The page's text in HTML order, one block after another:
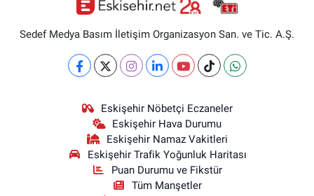
Sedef Medya Basım İletişim Organizasyon San. ve Tic. A.Ş.
Eskişehir Nöbetçi Eczaneler
Eskişehir Hava Durumu
Eskişehir Namaz Vakitleri
Eskişehir Trafik Yoğunluk Haritası
Puan Durumu ve Fikstür
Tüm Manşetler